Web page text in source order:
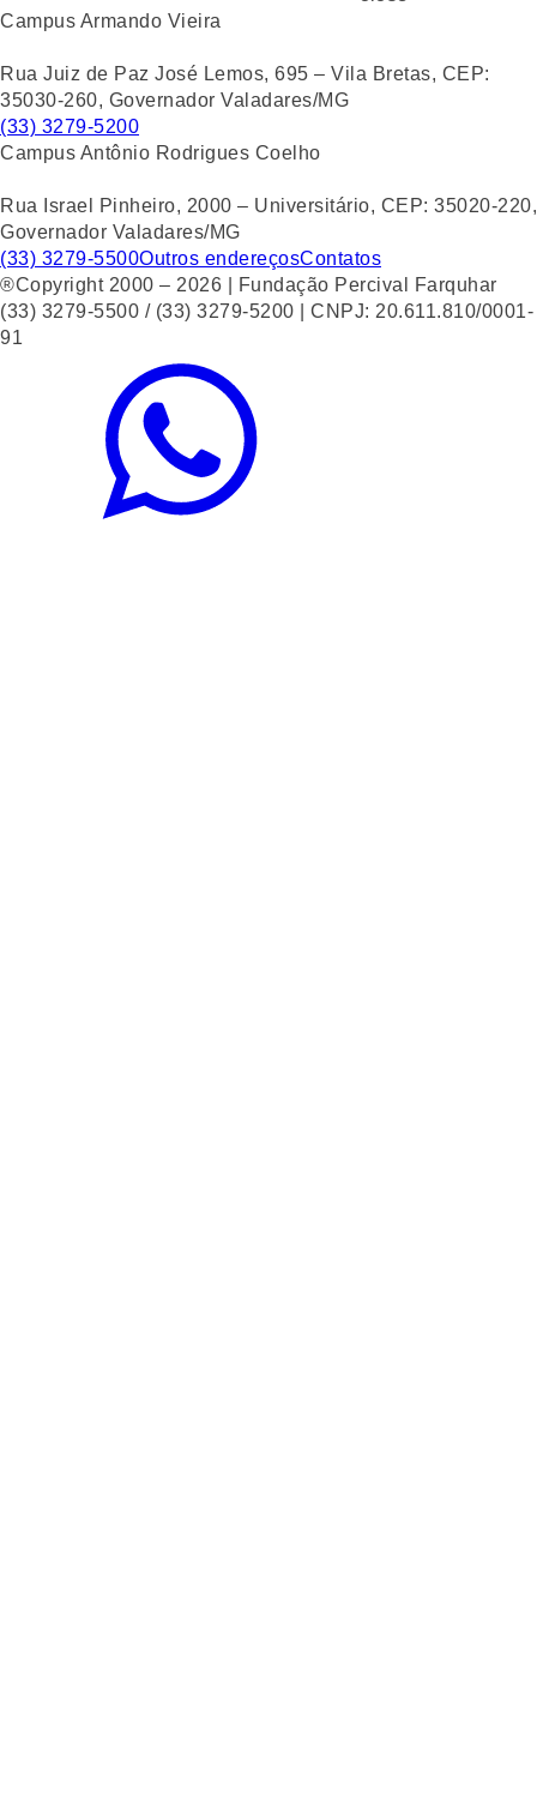
Campus Armando Vieira
Rua Juiz de Paz José Lemos, 695 – Vila Bretas, CEP:
35030-260, Governador Valadares/MG
(33) 3279-5200
Campus Antônio Rodrigues Coelho
Rua Israel Pinheiro, 2000 – Universitário, CEP: 35020-220,
Governador Valadares/MG
(33) 3279-5500Outros endereçosContatos
®Copyright 2000 – 2026 | Fundação Percival Farquhar
(33) 3279-5500 / (33) 3279-5200 | CNPJ: 20.611.810/0001-
91